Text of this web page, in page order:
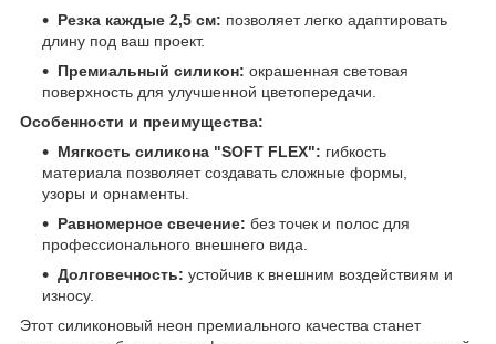
Резка каждые 2,5 см: позволяет легко адаптировать
длину под ваш проект.
Премиальный силикон: окрашенная световая
поверхность для улучшенной цветопередачи.
Особенности и преимущества:
Мягкость силикона "SOFT FLEX": гибкость
материала позволяет создавать сложные формы,
узоры и орнаменты.
Равномерное свечение: без точек и полос для
профессионального внешнего вида.
Долговечность: устойчив к внешним воздействиям и
износу.
Этот силиконовый неон премиального качества станет